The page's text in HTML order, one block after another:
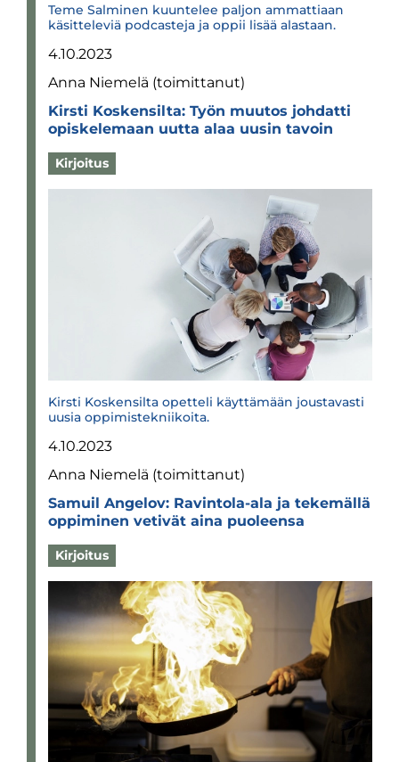
Teme Salminen kuuntelee paljon ammattiaan
käsitteleviä podcasteja ja oppii lisää alastaan.
4.10.2023
Anna Niemelä (toimittanut)
Kirsti Kos­ken­silta: Työn muu­tos joh­datti
opis­ke­le­maan uutta alaa uusin tavoin
Kirjoitus
Kirsti Koskensilta opetteli käyttämään joustavasti
uusia oppimistekniikoita.
4.10.2023
Anna Niemelä (toimittanut)
Samuil Ange­lov: Ravintola-​​​​ala ja teke­mällä
oppi­mi­nen veti­vät aina puo­leensa
Kirjoitus